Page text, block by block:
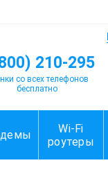
210-295
со всех телефонов
бесплатно
Wi-Fi
роутеры